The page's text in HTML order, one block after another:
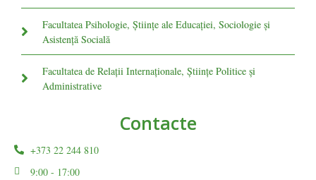
Facultatea Psihologie, Ştiinţe ale Educaţiei, Sociologie și
Asistență Socială
Facultatea de Relaţii Internaţionale, Ştiinţe Politice şi
Administrative
Contacte
+373 22 244 810
9:00 - 17:00